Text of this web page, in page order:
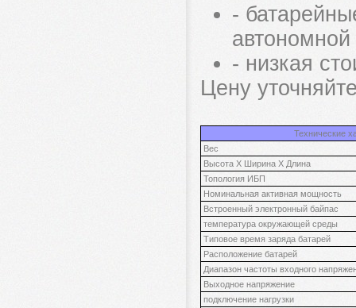
-
- низкая
Цену
Технические
Вес
Высота X Ширина X Длина
Топология ИБП
Номинальная активная мощность
Встроенный электронный байпас
температура окружающей среды
Типовое время заряда батарей
Расположение батарей
Диапазон частоты входного
Выходное напряжение
подключение нагрузки